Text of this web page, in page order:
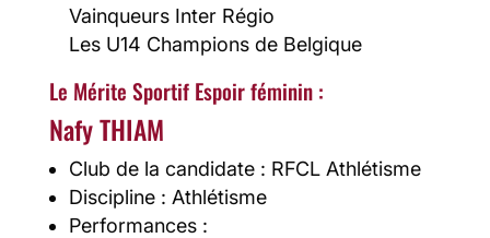
Vainqueurs Inter Régio
Les U14 Champions de Belgique
Le Mérite Sportif Espoir féminin :
Nafy THIAM
Club de la candidate : RFCL Athlétisme
Discipline : Athlétisme
Performances :